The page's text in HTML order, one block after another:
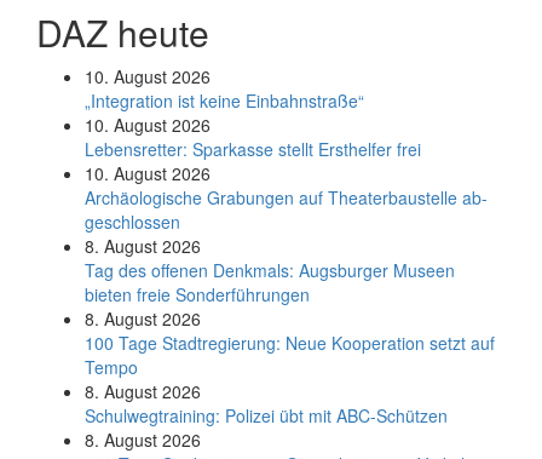
DAZ heute
10. August 2026
„Integration ist keine Einbahnstraße“
10. August 2026
Le­bens­ret­ter: Spar­kas­se stellt Erst­hel­fer frei
10. August 2026
Ar­chäo­lo­gi­sche Gra­bun­gen auf Thea­ter­bau­stel­le ab­
ge­schlos­sen
8. August 2026
Tag des offenen Denkmals: Augsburger Museen
bieten freie Sonderführungen
8. August 2026
100 Tage Stadtregierung: Neue Kooperation setzt auf
Tempo
8. August 2026
Schul­weg­trai­ning: Poli­zei übt mit ABC-Schüt­zen
8. August 2026